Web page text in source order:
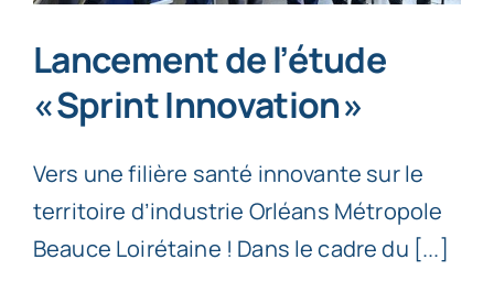
Lancement de l’étude
« Sprint Innovation »
Vers une filière santé innovante sur le
territoire d’industrie Orléans Métropole
Beauce Loirétaine ! Dans le cadre du [...]